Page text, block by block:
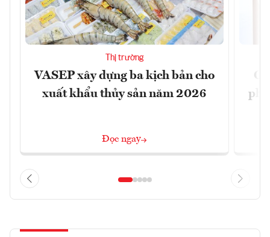
Thị trường
VASEP xây dựng ba kịch bản cho
xuất khẩu thủy sản năm 2026
Đọc ngay